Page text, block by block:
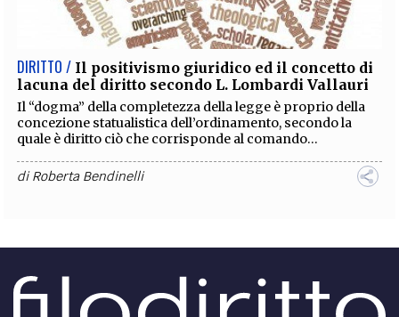
DIRITTO / Il positivismo giuridico ed il concetto di
lacuna del diritto secondo L. Lombardi Vallauri
Il “dogma” della completezza della legge è proprio della
concezione statualistica dell’ordinamento, secondo la
quale è diritto ciò che corrisponde al comando...
diRoberta Bendinelli